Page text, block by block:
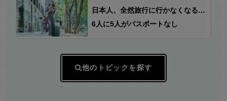
日本人、全然旅行に行かなくなる…
6人に5人がパスポートなし
他のトピックを探す